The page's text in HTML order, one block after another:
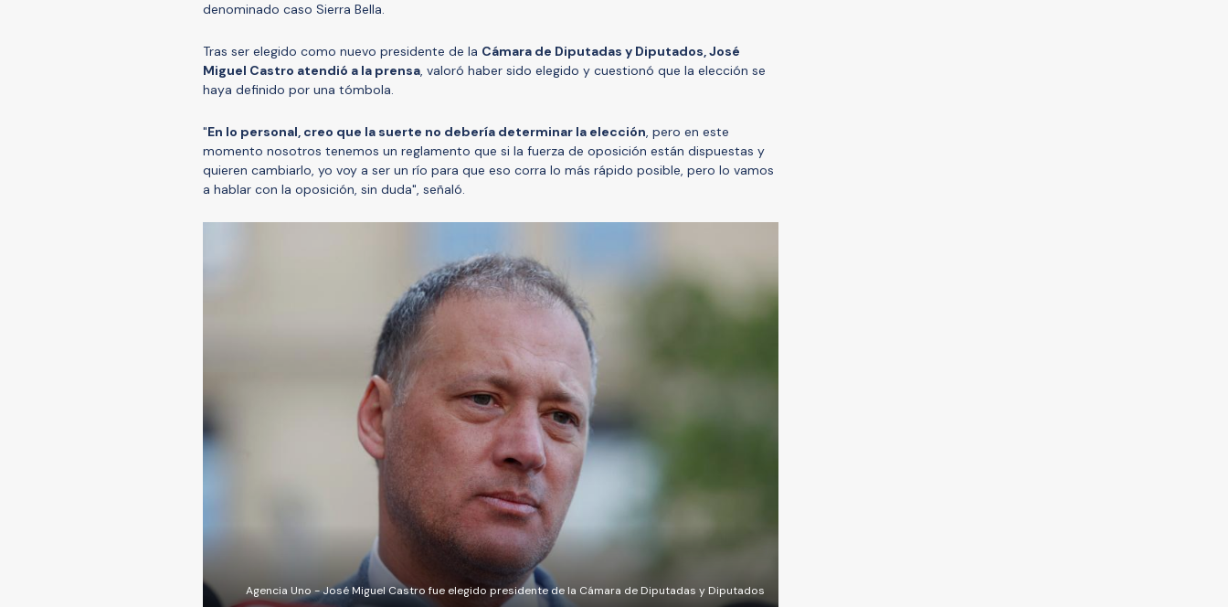
denominado caso Sierra Bella.
Tras ser elegido como nuevo presidente de la Cámara de Diputadas y Diputados, José
Miguel Castro atendió a la prensa, valoró haber sido elegido y cuestionó que la elección se
haya definido por una tómbola.
"En lo personal, creo que la suerte no debería determinar la elección, pero en este
momento nosotros tenemos un reglamento que si la fuerza de oposición están dispuestas y
quieren cambiarlo, yo voy a ser un río para que eso corra lo más rápido posible, pero lo vamos
a hablar con la oposición, sin duda", señaló.
Agencia Uno - José Miguel Castro fue elegido presidente de la Cámara de Diputadas y Diputados